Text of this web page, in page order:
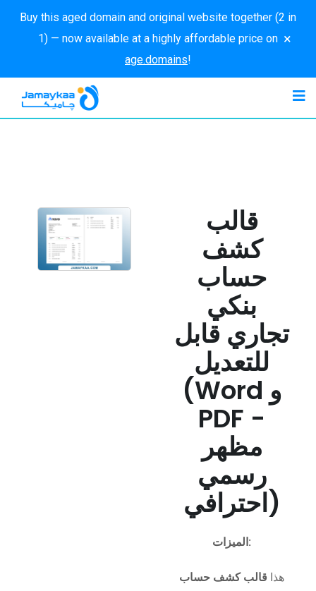
Buy this aged domain and original website together (2 in
1) — now available at a highly affordable price on
age.domains!
×
قالب
كشف
حساب
بنكي
تجاري قابل
للتعديل
(Word و
PDF -
مظهر
رسمي
احترافي)
الميزات:
هذا قالب كشف حساب